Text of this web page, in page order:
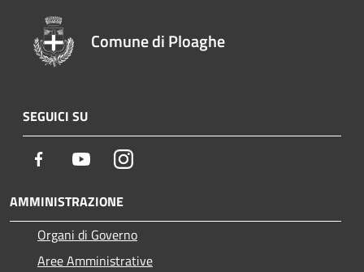
Comune di Ploaghe
SEGUICI SU
Facebook YoutubeInstagram
AMMINISTRAZIONE
Organi di Governo
Aree Amministrative